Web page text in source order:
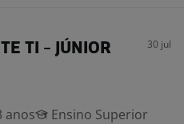
TI - JÚNIOR 30 jul
anos
Ensino Superior